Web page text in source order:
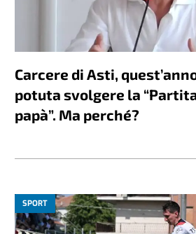
Carcere di Asti,
potuta svolgere la
papà”. Ma perché?
SPORT